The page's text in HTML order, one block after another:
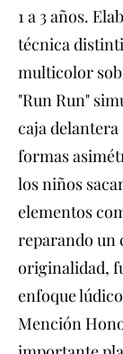
1 a 3 años.
técnica
multicolor
"Run Run"
caja
formas
los niños
elementos
reparando un
originalidad,
enfoque
Mención